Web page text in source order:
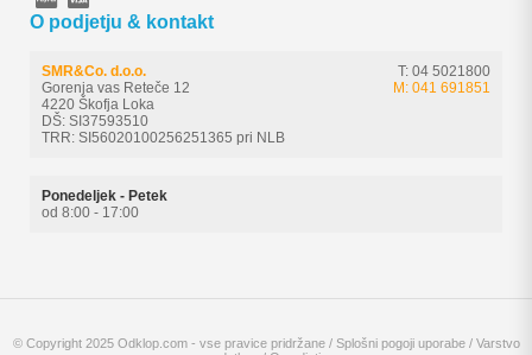
O podjetju & kontakt
SMR&Co. d.o.o.
Gorenja vas Reteče 12
4220 Škofja Loka
DŠ: SI37593510
TRR: SI56020100256251365 pri NLB
T: 04 5021800
M: 041 691851
Ponedeljek - Petek
od 8:00 - 17:00
© Copyright 2025 Odklop.com - vse pravice pridržane / Splošni pogoji uporabe/ Varstvo